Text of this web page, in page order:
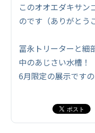
このオオエダキサン
のです（ありがとう
冨永トリーターと細
中のあじさい水槽！
6月限定の展示です